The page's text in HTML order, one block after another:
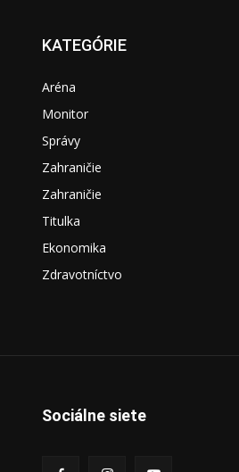
KATEGÓRIE
Aréna
Monitor
Správy
Zahraničie
Zahraničie
Titulka
Ekonomika
Zdravotníctvo
Sociálne siete